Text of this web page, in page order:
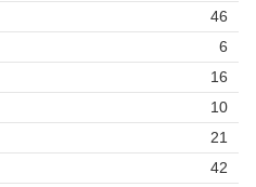
46
6
16
10
21
42